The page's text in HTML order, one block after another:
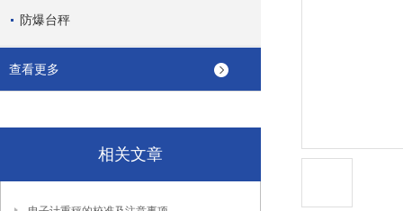
防爆台秤
查看更多
相关文章